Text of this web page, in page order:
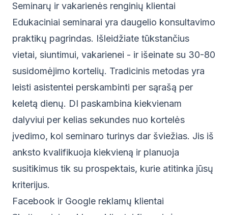
Seminarų ir vakarienės renginių klientai
Edukaciniai seminarai yra daugelio konsultavimo
praktikų pagrindas. Išleidžiate tūkstančius
vietai, siuntimui, vakarienei - ir išeinate su 30-80
susidomėjimo kortelių. Tradicinis metodas yra
leisti asistentei perskambinti per sąrašą per
keletą dienų. DI paskambina kiekvienam
dalyviui per kelias sekundes nuo kortelės
įvedimo, kol seminaro turinys dar šviežias. Jis iš
anksto kvalifikuoja kiekvieną ir planuoja
susitikimus tik su prospektais, kurie atitinka jūsų
kriterijus.
Facebook ir Google reklamų klientai